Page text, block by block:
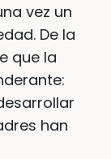
vez un
De la
que la
han